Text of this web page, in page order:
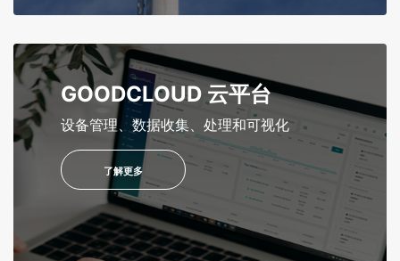
GOODCLOUD 云平台
设备管理、数据收集、处理和可视化
了解更多